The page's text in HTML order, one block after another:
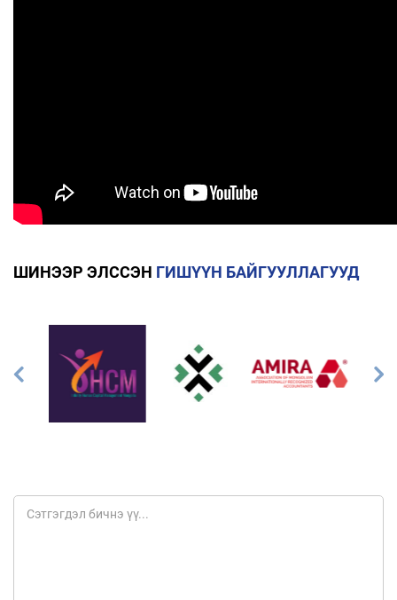
ШИНЭЭР ЭЛССЭН ГИШҮҮН БАЙГУУЛЛАГУУД